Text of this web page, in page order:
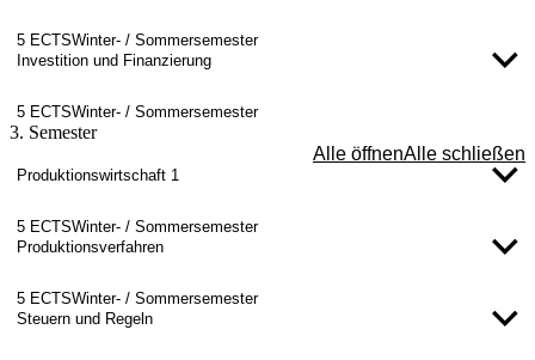
5 ECTSWinter- / Sommersemester
Investition und Finanzierung
5 ECTSWinter- / Sommersemester
3. Semester
Alle öffnenAlle schließen
Produktionswirtschaft 1
5 ECTSWinter- / Sommersemester
Produktionsverfahren
5 ECTSWinter- / Sommersemester
Steuern und Regeln